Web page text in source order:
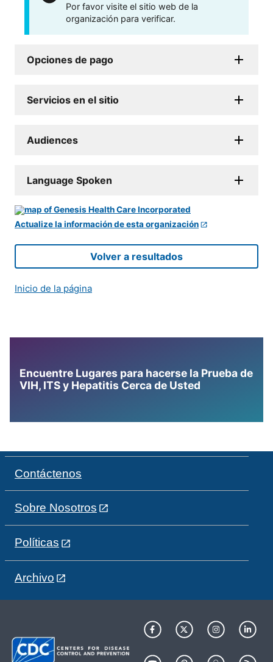
Por favor visite el sitio web de la
organización para verificar.
Opciones de pago
Servicios en el sitio
Audiences
Language Spoken
Actualize la información de esta organización
Volver a resultados
Inicio de la página
Encuentre Lugares para hacerse la Prueba de
VIH, ITS y Hepatitis Cerca de Usted
Contáctenos
Sobre Nosotros
Políticas
Archivo